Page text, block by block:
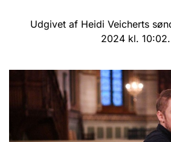
Udgivet af Heidi Veicherts
2024 kl. 10:02.